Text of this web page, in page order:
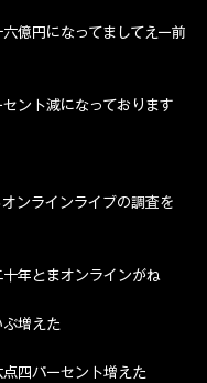
億円になってましてえー前
ント減になっております
ンラインライブの調査を
年とまオンラインがね
増えた
四パーセント増えた